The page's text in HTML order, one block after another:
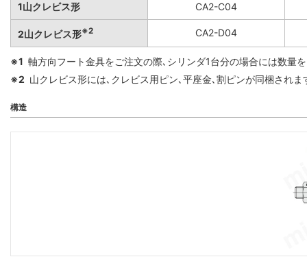
1山クレビス形 CA2-C04
2山クレビス形※2 CA2-D04
※1 軸方向フート金具をご注文の際､シリンダ1台分の場合には数量
※2 山クレビス形には､クレビス用ピン､平座金､割ピンが同梱されま
構造